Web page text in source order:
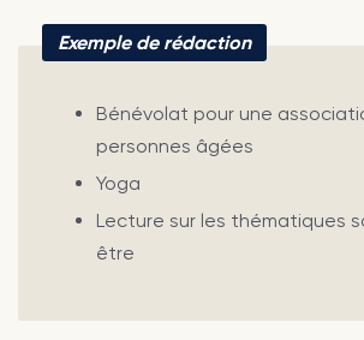
Exemple de rédaction
Bénévolat pour une
personnes âgées
Yoga
Lecture sur les thématiques
être